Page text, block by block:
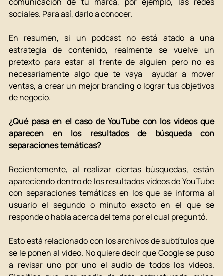
sociales. Para así, darlo a conocer.
En resumen, si un podcast no está atado a una
estrategia de contenido, realmente se vuelve un
pretexto para estar al frente de alguien pero no es
necesariamente algo que te vaya  ayudar a mover
ventas, a crear un mejor branding o lograr tus objetivos
de negocio.
¿Qué pasa en el caso de YouTube con los videos que
aparecen en los resultados de búsqueda con
separaciones temáticas?
Recientemente, al realizar ciertas búsquedas, están
apareciendo dentro de los resultados videos de YouTube
con separaciones temáticas en los que se informa al
usuario el segundo o minuto exacto en el que se
responde o habla acerca del tema por el cual preguntó.
Esto está relacionado con los archivos de subtítulos que
se le ponen al video. No quiere decir que Google se puso
a revisar uno por uno el audio de todos los videos.